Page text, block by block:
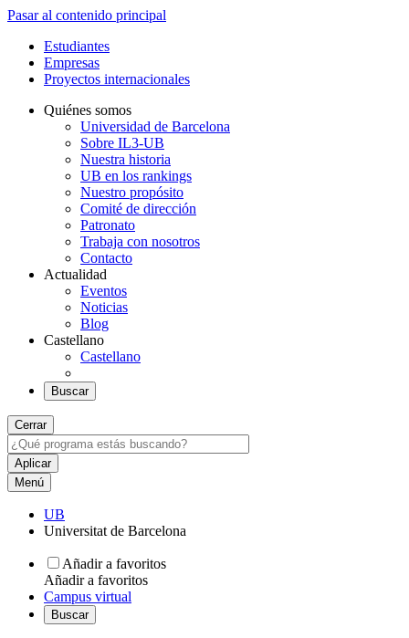
Pasar al contenido principal
Estudiantes
Empresas
Proyectos internacionales
Quiénes somos
Universidad de Barcelona
Sobre IL3-UB
Nuestra historia
UB en los rankings
Nuestro propósito
Comité de dirección
Patronato
Trabaja con nosotros
Contacto
Actualidad
Eventos
Noticias
Blog
Castellano
Castellano
Buscar
Cerrar
Menú
UB
Universitat de Barcelona
Añadir a favoritos
Añadir a favoritos
Campus virtual
Buscar